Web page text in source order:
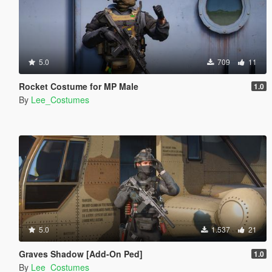
5.0 709 11
Rocket Costume for MP Male 1.0
By Lee_Costumes
5.0 1.537 21
Graves Shadow [Add-On Ped] 1.0
By Lee_Costumes